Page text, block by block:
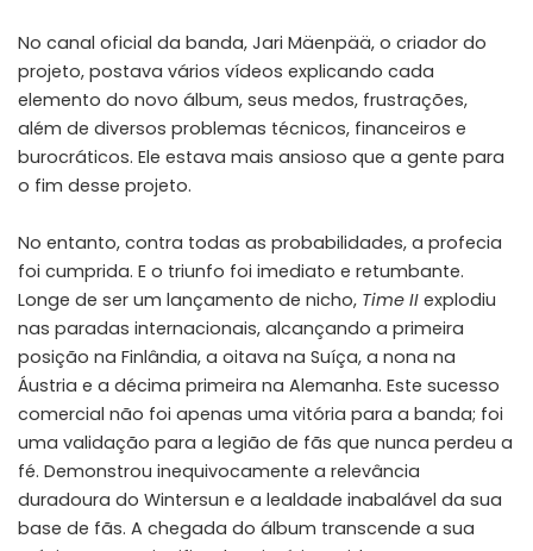
No canal oficial da banda, Jari Mäenpää, o criador do
projeto, postava vários vídeos explicando cada
elemento do novo álbum, seus medos, frustrações,
além de diversos problemas técnicos, financeiros e
burocráticos. Ele estava mais ansioso que a gente para
o fim desse projeto.
No entanto, contra todas as probabilidades, a profecia
foi cumprida. E o triunfo foi imediato e retumbante.
Longe de ser um lançamento de nicho, Time II explodiu
nas paradas internacionais, alcançando a primeira
posição na Finlândia, a oitava na Suíça, a nona na
Áustria e a décima primeira na Alemanha. Este sucesso
comercial não foi apenas uma vitória para a banda; foi
uma validação para a legião de fãs que nunca perdeu a
fé. Demonstrou inequivocamente a relevância
duradoura do Wintersun e a lealdade inabalável da sua
base de fãs. A chegada do álbum transcende a sua